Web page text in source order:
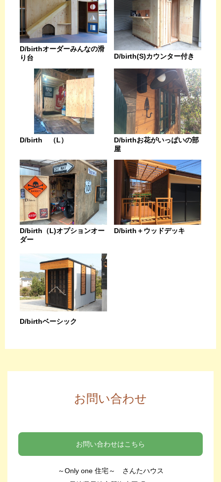
D/birthオーダーみんなの滑
り台
D/birth(S)カウンター付き
D/birth （L）
D/birthお花がいっぱいの部
屋
D/birth（L)オプションオー
ダー
D/birth＋ウッドデッキ
D/birthベーシック
お問い合わせ
お問い合わせはこちら
～Only one 住宅～ さんたハウス